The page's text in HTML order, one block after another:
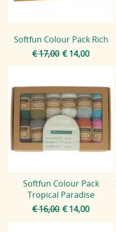
Softfun Colour Pack Rich
€ 17,00 € 14,00
Softfun Colour Pack
Tropical Paradise
€ 16,00 € 14,00